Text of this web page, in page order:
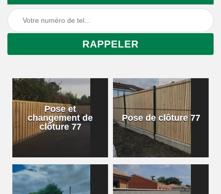
Pose et
changement de
clôture 77
Pose de clôture 77